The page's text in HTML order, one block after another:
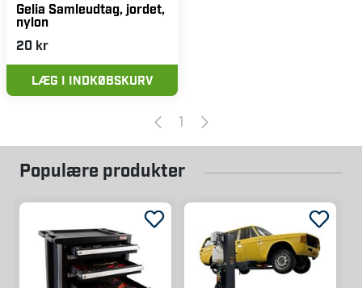
Gelia Samleudtag, jordet,
nylon
20 kr
LÆG I INDKØBSKURV
1
Populære produkter